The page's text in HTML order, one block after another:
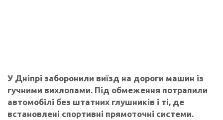
У Дніпрі заборонили виїзд на дороги машин із
гучними вихлопами. Під обмеження потрапили
автомобілі без штатних глушників і ті, де
встановлені спортивні прямоточні системи.